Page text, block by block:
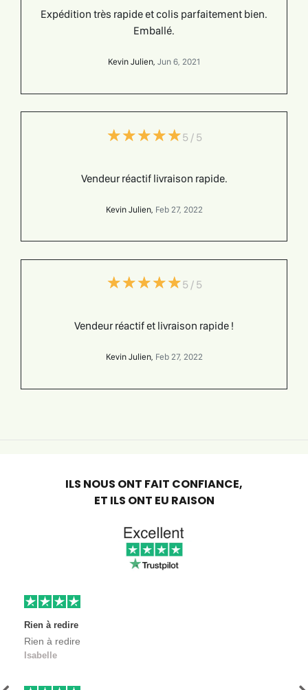
Expédition très rapide et colis parfaitement bien.
Emballé.
Kevin Julien, Jun 6, 2021
(*)
★
★
(*) ★
★
(*) ★
★
(*) ★
★
(*) ★
★5 / 5
Vendeur réactif livraison rapide.
Kevin Julien, Feb 27, 2022
(*)
★
★
(*) ★
★
(*) ★
★
(*) ★
★
(*) ★
★5 / 5
Vendeur réactif et livraison rapide !
Kevin Julien, Feb 27, 2022
ILS NOUS ONT FAIT CONFIANCE,
ET ILS ONT EU RAISON
Rien à redire
Rien à redire
Isabelle